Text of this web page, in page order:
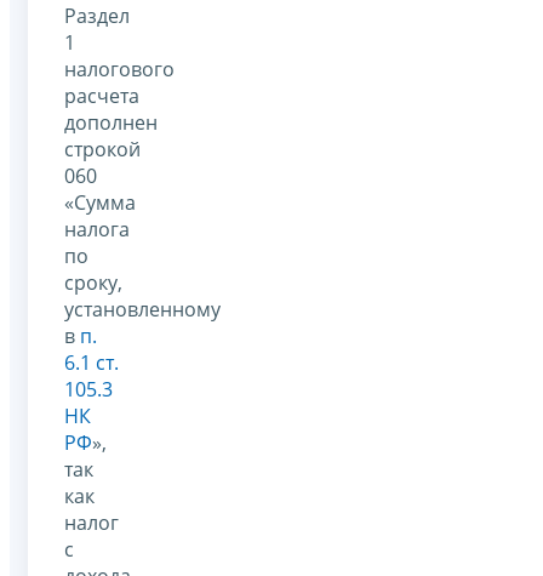
Раздел
1
налогового
расчета
дополнен
строкой
060
«Сумма
налога
по
сроку,
установленному
в п.
6.1 ст.
105.3
НК
РФ»,
так
как
налог
с